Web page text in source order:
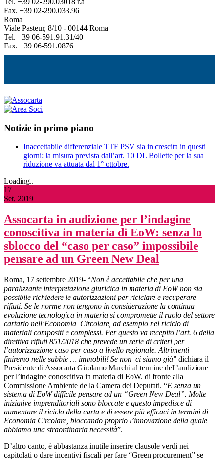
Fax. +39 02-290.033.96
Roma
Viale Pasteur, 8/10 - 00144 Roma
Tel. +39 06-591.91.31/40
Fax. +39 06-591.0876
Notizie in primo piano
Inaccettabile differenziale TTF PSV sia in crescita in questi
giorni: la misura prevista dall’art. 10 DL Bollette per la sua
riduzione va attuata dal 1° ottobre.
Loading..
17
Set, 2019
Assocarta in audizione per l’indagine
conoscitiva in materia di EoW: senza lo
sblocco del “caso per caso” impossibile
pensare ad un Green New Deal
Roma, 17 settembre 2019- “Non è accettabile che per una
paralizzante interpretazione giuridica in materia di EoW non sia
possibile richiedere le autorizzazioni per riciclare e recuperare
rifiuti. Se le norme non tengono in considerazione la continua
evoluzione tecnologica in materia si compromette il ruolo del settore
cartario nell’Economia Circolare, ad esempio nel riciclo di
materiali compositi e complessi. Per questo va recepito l’art. 6 della
direttiva rifiuti 851/2018 che prevede un serie di criteri per
l’autorizzazione caso per caso a livello regionale. Altrimenti
finiremo nelle sabbie … immobili! Se non ci siamo già” dichiara il
Presidente di Assocarta Girolamo Marchi al termine dell’audizione
per l’indagine conoscitiva in materia di EoW. di fronte alla
Commissione Ambiente della Camera dei Deputati. “E senza un
sistema di EoW difficile pensare ad un “Green New Deal”. Molte
iniziative imprenditoriali sono bloccate e questo impedisce di
aumentare il riciclo della carta e di essere più efficaci in termini di
Economia Circolare, bloccando proprio l’innovazione della quale
abbiamo una straordinaria necessità”.
D’altro canto, è abbastanza inutile inserire clausole verdi nei
capitolati o dare incentivi fiscali per fare “Green procurement” se